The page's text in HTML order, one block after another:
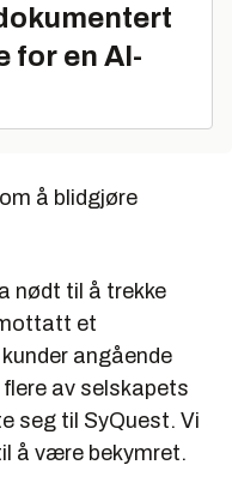
for en AI-
å blidgjøre
nødt til å trekke
et
angående
av selskapets
seg til SyQuest. Vi
å være bekymret.